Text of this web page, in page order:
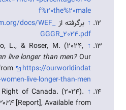
f%20the%20male
↑ برگرفته ازdocs/WEF_
GGGR_2024.pdf
↑
L., & Roser, M. (2024,
live longer than men?Our
https://ourworldindat
live-longer-than-men
↑
of Canada. (2024).
[Report], Available from